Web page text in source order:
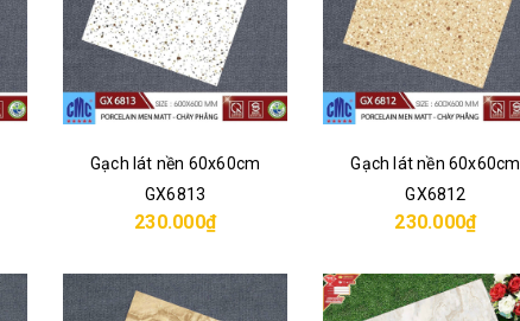
Gạch lát nền 60x60cm
GX6813
230.000₫
Gạch lát nền 60x60cm
GX6812
230.000₫